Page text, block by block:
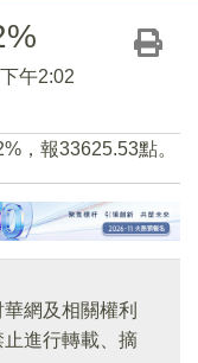
午2:02
，報33625.53點。
網及相關權利
止進行轉載、摘